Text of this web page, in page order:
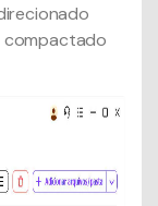
compactado